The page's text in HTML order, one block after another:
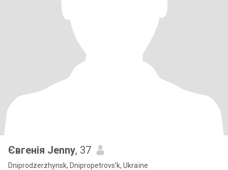
Євгенія Jenny, 37
Dniprodzerzhynsk, Dnipropetrovs'k, Ukraïne